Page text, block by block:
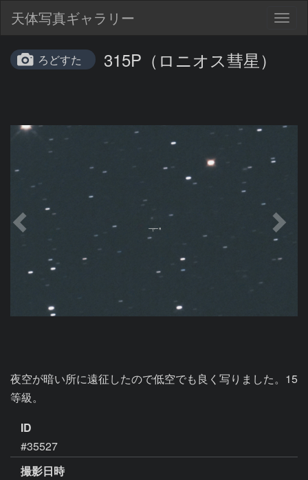
天体写真ギャラリー
ろどすた 315P（ロニオス彗星）
夜空が暗い所に遠征したので低空でも良く写りました。15
等級。
ID
#35527
撮影日時